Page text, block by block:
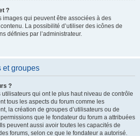
?
images qui peuvent être associées à des
La possibilité d’utiliser des icônes de
définies par l’administrateur.
et groupes
?
utilisateurs qui ont le plus haut niveau de contrôle
tous les aspects du forum comme les
la création de groupes d’utilisateurs ou de
que le fondateur du forum a attribuées
peuvent aussi avoir toutes les capacités de
forums, selon ce que le fondateur a autorisé.